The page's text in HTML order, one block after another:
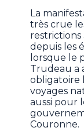
La
très crue
restrictions
depuis les
lorsque le
Trudeau a
obligatoire
voyages
aussi pour
Couronne.